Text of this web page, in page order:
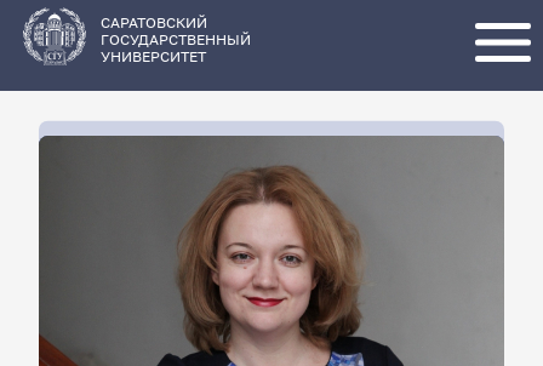
основному
содержанию
САРАТОВСКИЙ
ГОСУДАРСТВЕННЫЙ
УНИВЕРСИТЕТ